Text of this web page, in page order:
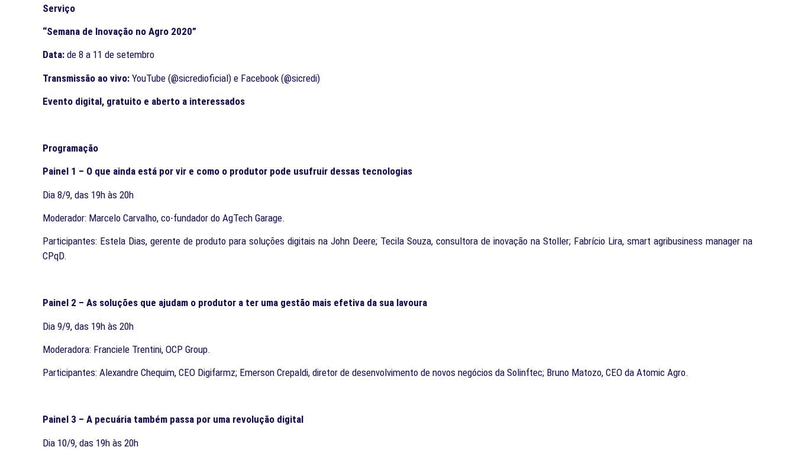
Serviço
“Semana de Inovação no Agro 2020”
Data: de 8 a 11 de setembro
Transmissão ao vivo: YouTube (@sicredioficial) e Facebook (@sicredi)
Evento digital, gratuito e aberto a interessados
Programação
Painel 1 – O que ainda está por vir e como o produtor pode usufruir dessas tecnologias
Dia 8/9, das 19h às 20h
Moderador: Marcelo Carvalho, co-fundador do AgTech Garage.
Participantes: Estela Dias, gerente de produto para soluções digitais na John Deere; Tecila Souza, consultora de inovação na Stoller; Fabrício Lira, smart agribusiness manager na
CPqD.
Painel 2 – As soluções que ajudam o produtor a ter uma gestão mais efetiva da sua lavoura
Dia 9/9, das 19h às 20h
Moderadora: Franciele Trentini, OCP Group.
Participantes: Alexandre Chequim, CEO Digifarmz; Emerson Crepaldi, diretor de desenvolvimento de novos negócios da Solinftec; Bruno Matozo, CEO da Atomic Agro.
Painel 3 – A pecuária também passa por uma revolução digital
Dia 10/9, das 19h às 20h